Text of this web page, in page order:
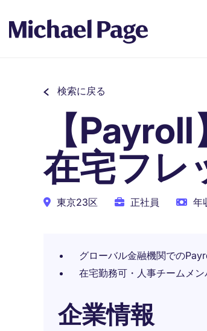
検索に戻る
【
在宅フレ
東京23区 正社員 年
グローバル金融機関での
在宅勤務可・人事チームメ
企業情報